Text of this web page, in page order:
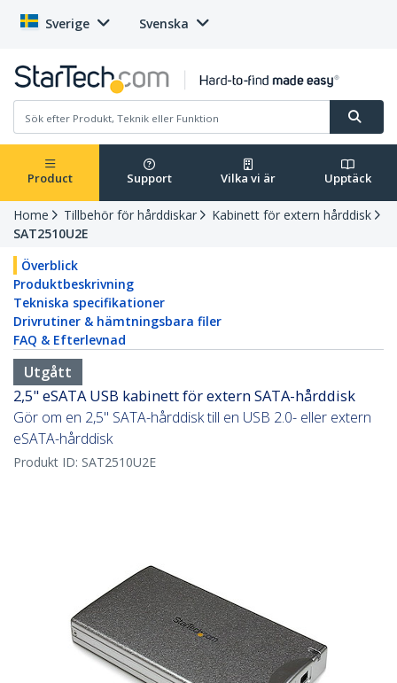
Sverige Svenska
Product Support Vilka vi är Upptäck
Home Tillbehör för hårddiskar
Kabinett för extern hårddisk
SAT2510U2E
Överblick
Produktbeskrivning
Tekniska specifikationer
Drivrutiner & hämtningsbara filer
FAQ & Efterlevnad
Utgått
2,5" eSATA USB kabinett för extern SATA-hårddisk
Gör om en 2,5" SATA-hårddisk till en USB 2.0- eller extern
eSATA-hårddisk
Produkt ID: SAT2510U2E